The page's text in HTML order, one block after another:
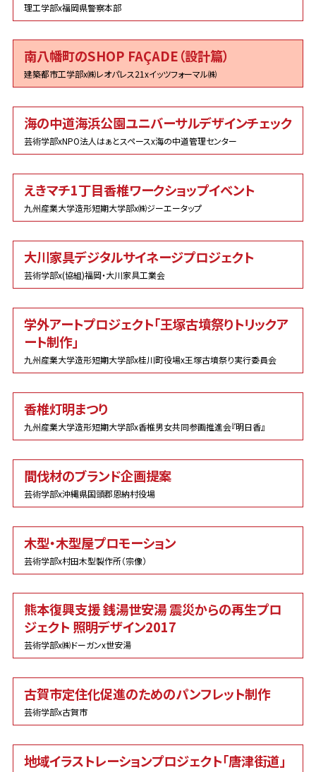
理工学部x福岡県警察本部
南八幡町のSHOP FAÇADE（設計篇）
建築都市工学部x㈱レオパレス21xイッツフォーマル㈱
海の中道海浜公園ユニバーサルデザインチェック
芸術学部xNPO法人はぁとスペースx海の中道管理センター
えきマチ1丁目香椎ワークショップイベント
九州産業大学造形短期大学部x㈱ジーエータップ
大川家具デジタルサイネージプロジェクト
芸術学部x(協組)福岡・大川家具工業会
学外アートプロジェクト「王塚古墳祭りトリックア
ート制作」
九州産業大学造形短期大学部x桂川町役場x王塚古墳祭り実行委員会
香椎灯明まつり
九州産業大学造形短期大学部x香椎男女共同参画推進会『明日香』
間伐材のブランド企画提案
芸術学部x沖縄県国頭郡恩納村役場
木型・木型屋プロモーション
芸術学部x村田木型製作所（宗像）
熊本復興支援 銭湯世安湯 震災からの再生プロ
ジェクト 照明デザイン2017
芸術学部x㈱ドーガンx世安湯
古賀市定住化促進のためのパンフレット制作
芸術学部x古賀市
地域イラストレーションプロジェクト「唐津街道」